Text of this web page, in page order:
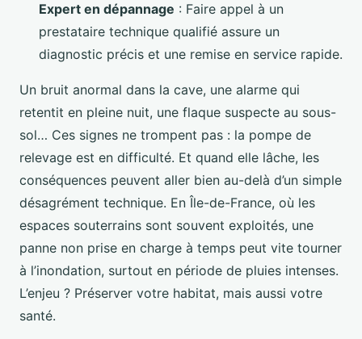
Expert en dépannage : Faire appel à un
prestataire technique qualifié assure un
diagnostic précis et une remise en service rapide.
Un bruit anormal dans la cave, une alarme qui
retentit en pleine nuit, une flaque suspecte au sous-
sol… Ces signes ne trompent pas : la pompe de
relevage est en difficulté. Et quand elle lâche, les
conséquences peuvent aller bien au-delà d’un simple
désagrément technique. En Île-de-France, où les
espaces souterrains sont souvent exploités, une
panne non prise en charge à temps peut vite tourner
à l’inondation, surtout en période de pluies intenses.
L’enjeu ? Préserver votre habitat, mais aussi votre
santé.